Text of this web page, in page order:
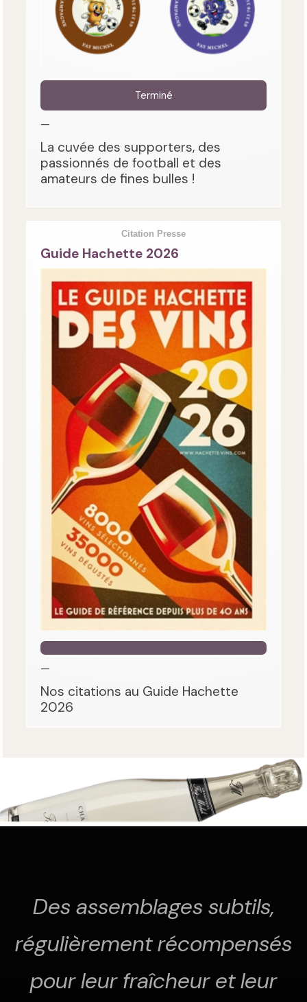
Terminé
—
La cuvée des supporters, des
passionnés de football et des
amateurs de fines bulles !
Citation Presse
Guide Hachette 2026
—
Nos citations au Guide Hachette
2026
Des assemblages subtils,
régulièrement récompensés
pour leur fraîcheur et leur